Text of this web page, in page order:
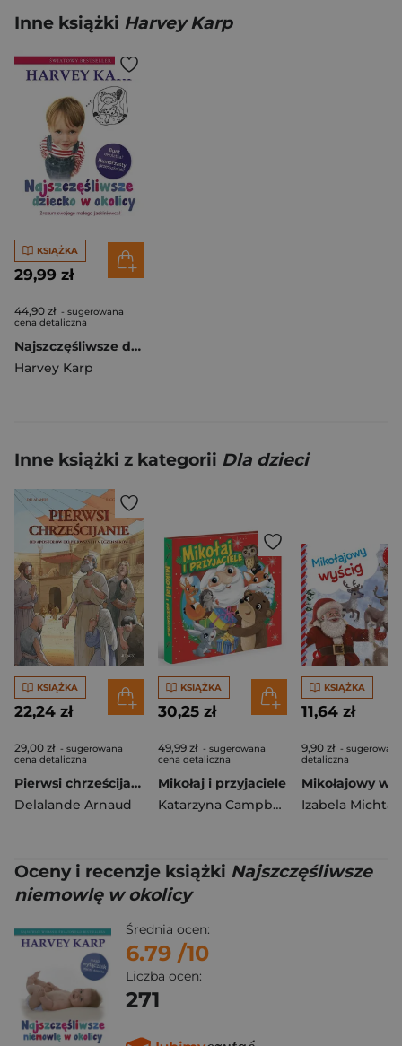
Inne książki Harvey Karp
KSIĄŻKA
29,99 zł
44,90 zł - sugerowana
cena detaliczna
Najszczęśliwsze dziecko w okolicy
Harvey Karp
Inne książki z kategorii Dla dzieci
KSIĄŻKA
22,24 zł
29,00 zł - sugerowana
cena detaliczna
Pierwsi chrześcijanie
Delalande Arnaud
KSIĄŻKA
30,25 zł
49,99 zł - sugerowana
cena detaliczna
Mikołaj i przyjaciele
Katarzyna Campbell
KSIĄŻKA
11,64 zł
9,90 zł -
detaliczna
Mikołajowy
Izabela Michta
Oceny i recenzje książki Najszczęśliwsze
niemowlę w okolicy
Średnia ocen:
6.79 /10
Liczba ocen:
271